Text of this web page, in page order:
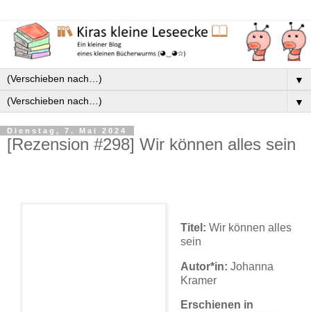
▼
▼
Dienstag, 7. Mai 2024
[Rezension #298] Wir können alles sein
Titel: Wir können alles
sein
Autor*in: Johanna
Kramer
Erschienen in